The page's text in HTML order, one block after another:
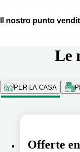
Il nostro punto
Le
PER LA CASA
Offerte